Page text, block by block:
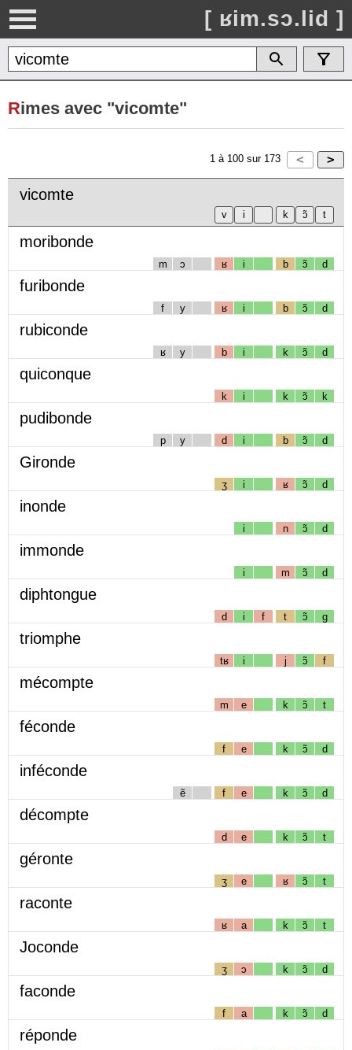
[ ʁim.sɔ.lid ]
Rimes avec "vicomte"
1 à 100 sur 173
vicomte
moribonde
m ɔ ʁ i b ɔ̃ d
furibonde
f y ʁ i b ɔ̃ d
rubiconde
ʁ y b i k ɔ̃ d
quiconque
k i k ɔ̃ k
pudibonde
p y d i b ɔ̃ d
Gironde
ʒ i ʁ ɔ̃ d
inonde
i n ɔ̃ d
immonde
i m ɔ̃ d
diphtongue
d i f t ɔ̃ g
triomphe
tʁ i j ɔ̃ f
mécompte
m e k ɔ̃ t
féconde
f e k ɔ̃ d
inféconde
ẽ f e k ɔ̃ d
décompte
d e k ɔ̃ t
géronte
ʒ e ʁ ɔ̃ t
raconte
ʁ a k ɔ̃ t
Joconde
ʒ ɔ k ɔ̃ d
faconde
f a k ɔ̃ d
réponde